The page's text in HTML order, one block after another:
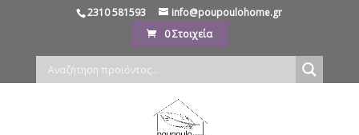
2310 581593
info@poupoulohome.gr
0 Στοιχεία